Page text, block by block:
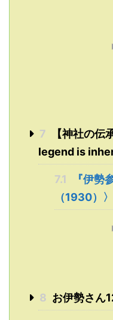
7
【神社の
legend is
7.1
『伊勢
（1930）
8 お伊勢さん